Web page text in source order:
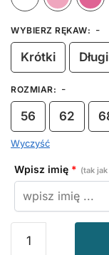
WYBIERZ RĘKAW: -
Krótki Długi
ROZMIAR: -
56 62
Wyczyść
Wpisz imię * (tak
Chmurka